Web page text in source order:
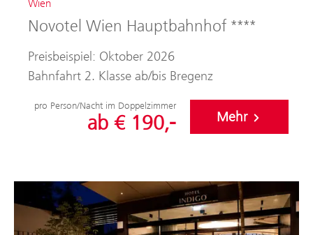
Wien
Novotel Wien Hauptbahnhof ****
Preisbeispiel: Oktober 2026
Bahnfahrt 2. Klasse ab/bis Bregenz
pro Person/Nacht im Doppelzimmer
ab € 190,- Mehr